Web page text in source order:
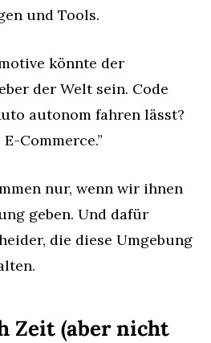
und Tools.
könnte der
der Welt sein. Code
autonom fahren lässt?
Commerce.”
nur, wenn wir ihnen
geben. Und dafür
die diese Umgebung
Zeit (aber nicht